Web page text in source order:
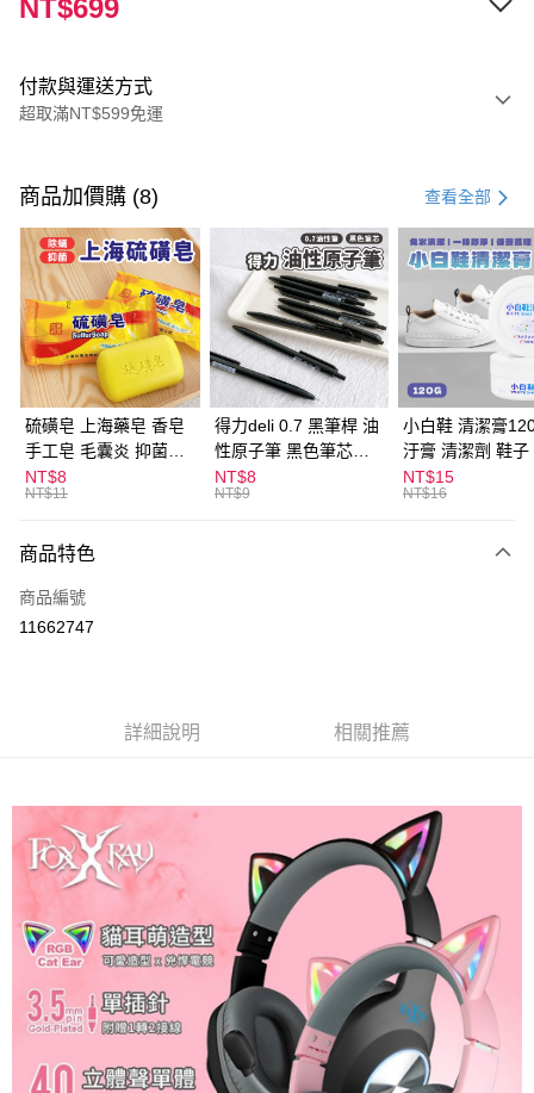
NT$699
付款與運送方式
超取滿NT$599免運
信用卡一次付款
超商取貨付款
LINE Pay
Apple Pay
街口支付
悠遊付
ATM付款
全家取貨付款
每筆NT$60，滿NT$599(含以上)免運費
付款後全家取貨
每筆NT$60，滿NT$599(含以上)免運費
每筆NT$60，滿NT$599(含以上)免運費
宅配
每筆NT$120，滿NT$1,999(含以上)免運費
商品加價購 (8) 查看全部
硫磺皂 上海藥皂 香皂
手工皂 毛囊炎 抑菌除
蟎 清潔護膚 去油去痘
寵物皮膚病 狗狗貓咪
NT$8
NT$11
得力deli 0.7 黑筆桿 油
性原子筆 黑色筆芯
S304
NT$8
NT$9
小白鞋 清潔膏
汙膏 清潔劑 鞋子
漬 白皮鞋 鞋油
NT$15
NT$16
商品特色
商品編號
11662747
詳細說明 相關推薦